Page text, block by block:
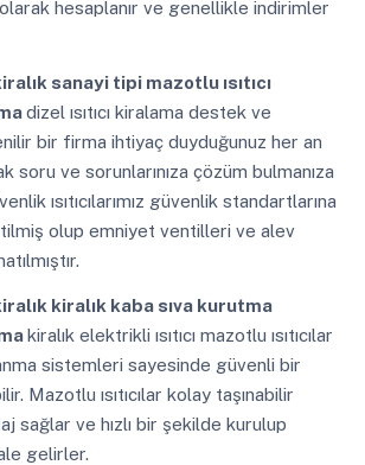
hesaplanır ve genellikle indirimler
sanayi tipi mazotlu ısıtıcı
dizel ısıtıcı kiralama destek ve
bir firma ihtiyaç duyduğunuz her an
soru ve sorunlarınıza çözüm bulmanıza
ısıtıcılarımız güvenlik standartlarına
olup emniyet ventilleri ve alev
kiralık kaba sıva kurutma
kiralık elektrikli ısıtıcı mazotlu ısıtıcılar
sistemleri sayesinde güvenli bir
Mazotlu ısıtıcılar kolay taşınabilir
sağlar ve hızlı bir şekilde kurulup
gelirler.